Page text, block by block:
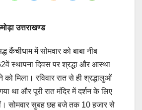
उत्तराखण्ड
कैंचीधाम में सोमवार को बाबा नीब
स्थापना दिवस पर श्रद्धा और आस्था
मिला। रविवार रात से ही श्रद्धालुओं
था और पूरी रात मंदिर में दर्शन के लिए
सोमवार सुबह छह बजे तक 10 हजार से